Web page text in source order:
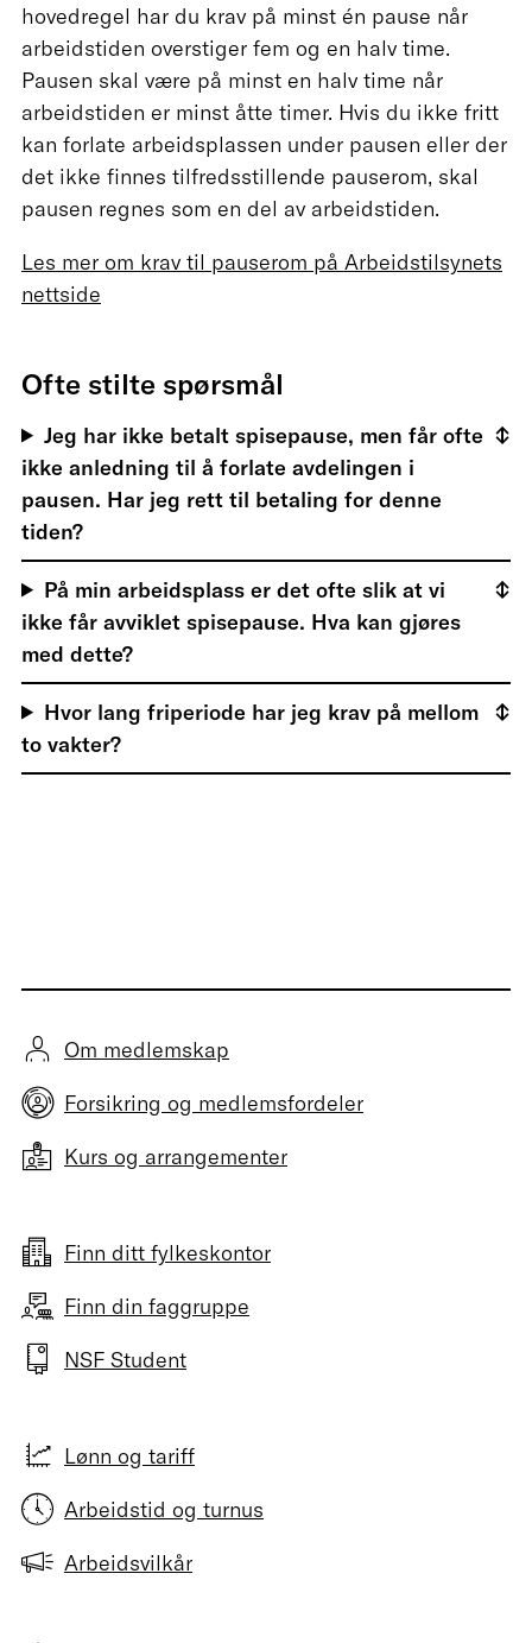
hovedregel har du krav på minst én pause når
arbeidstiden overstiger fem og en halv time.
Pausen skal være på minst en halv time når
arbeidstiden er minst åtte timer. Hvis du ikke fritt
kan forlate arbeidsplassen under pausen eller der
det ikke finnes tilfredsstillende pauserom, skal
pausen regnes som en del av arbeidstiden.
Les mer om krav til pauserom på Arbeidstilsynets
nettside
Ofte stilte spørsmål
Jeg har ikke betalt spisepause, men får ofte
ikke anledning til å forlate avdelingen i
pausen. Har jeg rett til betaling for denne
tiden?
På min arbeidsplass er det ofte slik at vi
ikke får avviklet spisepause. Hva kan gjøres
med dette?
Hvor lang friperiode har jeg krav på mellom
to vakter?
Om medlemskap
Forsikring og medlemsfordeler
Kurs og arrangementer
Finn ditt fylkeskontor
Finn din faggruppe
NSF Student
Lønn og tariff
Arbeidstid og turnus
Arbeidsvilkår